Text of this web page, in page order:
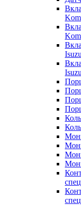
Isuzu
Isuzu